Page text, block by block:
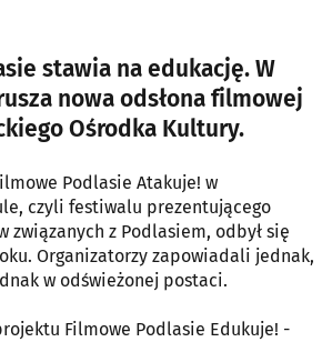
stawia na edukację. W
nowa odsłona filmowej
Ośrodka Kultury.
Podlasie Atakuje! w
czyli festiwalu prezentującego
związanych z Podlasiem, odbył się
Organizatorzy zapowiadali jednak,
w odświeżonej postaci.
Filmowe Podlasie Edukuje! -